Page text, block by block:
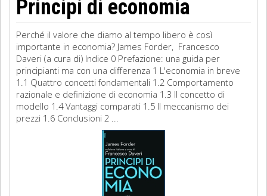
Principi di economia
Perché il valore che diamo al tempo libero è così
importante in economia? James Forder, Francesco
Daveri (a cura di) Indice 0 Prefazione: una guida per
principianti ma con una differenza 1 L'economia in breve
1.1 Quattro concetti fondamentali 1.2 Comportamento
razionale e definizione di economia 1.3 Il concetto di
modello 1.4 Vantaggi comparati 1.5 Il meccanismo dei
prezzi 1.6 Conclusioni 2 ...